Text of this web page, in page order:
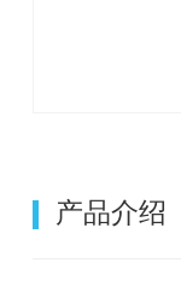
产品介绍